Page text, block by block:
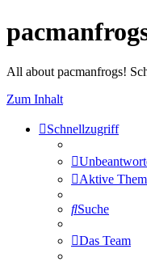
All about pacmanfrogs!
Zum Inhalt
Schnellzugriff
Aktive
Suche
Das Team